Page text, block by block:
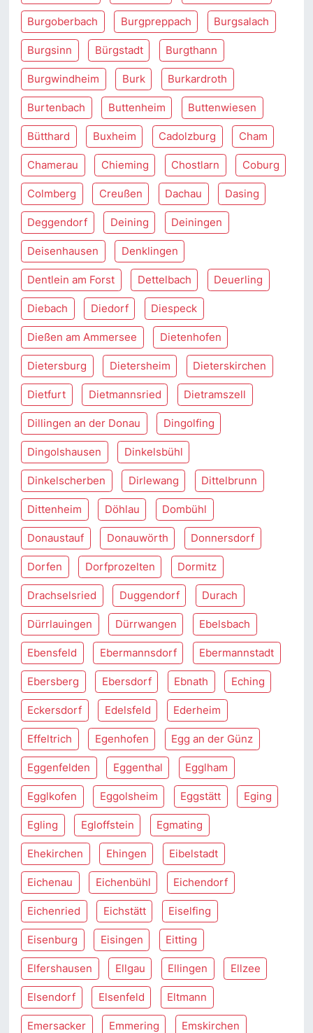
Burgoberbach Burgpreppach Burgsalach
Burgsinn Bürgstadt Burgthann
Burgwindheim Burk Burkardroth
Burtenbach Buttenheim Buttenwiesen
Bütthard Buxheim Cadolzburg Cham
Chamerau Chieming Chostlarn Coburg
Colmberg Creußen Dachau Dasing
Deggendorf Deining Deiningen
Deisenhausen Denklingen
Dentlein am Forst Dettelbach Deuerling
Diebach Diedorf Diespeck
Dießen am Ammersee Dietenhofen
Dietersburg Dietersheim Dieterskirchen
Dietfurt Dietmannsried Dietramszell
Dillingen an der Donau Dingolfing
Dingolshausen Dinkelsbühl
Dinkelscherben Dirlewang Dittelbrunn
Dittenheim Döhlau Dombühl
Donaustauf Donauwörth Donnersdorf
Dorfen Dorfprozelten Dormitz
Drachselsried Duggendorf Durach
Dürrlauingen Dürrwangen Ebelsbach
Ebensfeld Ebermannsdorf Ebermannstadt
Ebersberg Ebersdorf Ebnath Eching
Eckersdorf Edelsfeld Ederheim
Effeltrich Egenhofen Egg an der Günz
Eggenfelden Eggenthal Egglham
Egglkofen Eggolsheim Eggstätt Eging
Egling Egloffstein Egmating
Ehekirchen Ehingen Eibelstadt
Eichenau Eichenbühl Eichendorf
Eichenried Eichstätt Eiselfing
Eisenburg Eisingen Eitting
Elfershausen Ellgau Ellingen Ellzee
Elsendorf Elsenfeld Eltmann
Emersacker Emmering Emskirchen